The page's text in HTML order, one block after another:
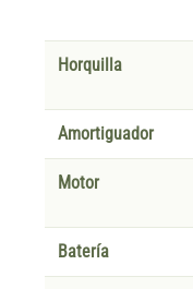
Horquilla
Amortiguador
Motor
Batería